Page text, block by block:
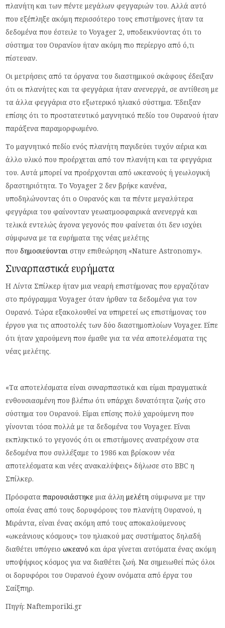
πλανήτη και των πέντε μεγάλων φεγγαριών του. Αλλά αυτό
που εξέπληξε ακόμη περισσότερο τους επιστήμονες ήταν τα
δεδομένα που έστειλε το Voyager 2, υποδεικνύοντας ότι το
σύστημα του Ουρανίου ήταν ακόμη πιο περίεργο από ό,τι
πίστευαν.
Οι μετρήσεις από τα όργανα του διαστημικού σκάφους έδειξαν
ότι οι πλανήτες και τα φεγγάρια ήταν ανενεργά, σε αντίθεση με
τα άλλα φεγγάρια στο εξωτερικό ηλιακό σύστημα. Έδειξαν
επίσης ότι το προστατευτικό μαγνητικό πεδίο του Ουρανού ήταν
παράξενα παραμορφωμένο.
Το μαγνητικό πεδίο ενός πλανήτη παγιδεύει τυχόν αέρια και
άλλο υλικό που προέρχεται από τον πλανήτη και τα φεγγάρια
του. Αυτά μπορεί να προέρχονται από ωκεανούς ή γεωλογική
δραστηριότητα. Το Voyager 2 δεν βρήκε κανένα,
υποδηλώνοντας ότι ο Ουρανός και τα πέντε μεγαλύτερα
φεγγάρια του φαίνονταν γεωατμοσφαιρικά ανενεργά και
τελικά εντελώς άγονα γεγονός που φαίνεται ότι δεν ισχύει
σύμφωνα με τα ευρήματα της νέας μελέτης
πουδημοσιεύονται στην επιθεώρηση «Nature Astronomy».
Συναρπαστικά ευρήματα
Η Λίντα Σπίλκερ ήταν μια νεαρή επιστήμονας που εργαζόταν
στο πρόγραμμα Voyager όταν ήρθαν τα δεδομένα για τον
Ουρανό. Τώρα εξακολουθεί να υπηρετεί ως επιστήμονας του
έργου για τις αποστολές των δύο διαστημοπλοίων Voyager. Είπε
ότι ήταν χαρούμενη που έμαθε για τα νέα αποτελέσματα της
νέας μελέτης.
«Τα αποτελέσματα είναι συναρπαστικά και είμαι πραγματικά
ενθουσιασμένη που βλέπω ότι υπάρχει δυνατότητα ζωής στο
σύστημα του Ουρανού. Είμαι επίσης πολύ χαρούμενη που
γίνονται τόσα πολλά με τα δεδομένα του Voyager. Είναι
εκπληκτικό το γεγονός ότι οι επιστήμονες ανατρέχουν στα
δεδομένα που συλλέξαμε το 1986 και βρίσκουν νέα
αποτελέσματα και νέες ανακαλύψεις» δήλωσε στο BBC η
Σπίλκερ.
Πρόσφαταπαρουσιάστηκε μια άλλημελέτη σύμφωνα με την
οποία ένας από τους δορυφόρους του πλανήτη Ουρανού, η
Μιράντα, είναι ένας ακόμη από τους αποκαλούμενους
«ωκεάνιους κόσμους» του ηλιακού μας συστήματος δηλαδή
διαθέτει υπόγειοωκεανό και άρα γίνεται αυτόματα ένας ακόμη
υποψήφιος κόσμος για να διαθέτει ζωή. Να σημειωθεί πώς όλοι
οι δορυφόροι του Ουρανού έχουν ονόματα από έργα του
Σαίξπηρ.
Πηγή: Naftemporiki.gr